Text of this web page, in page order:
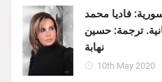
فاديا محمد
ترجمة: حسين
نهابة
10th May 2020